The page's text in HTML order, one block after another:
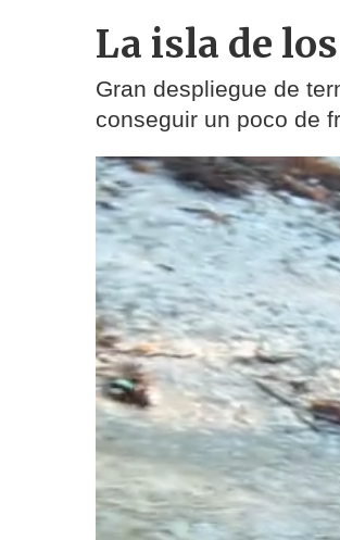
La isla de
Gran despliegue de
conseguir un poco de